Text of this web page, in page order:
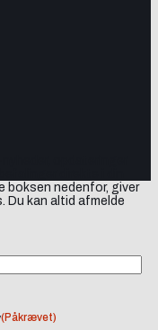
boksen nedenfor, giver
Du kan altid afmelde
(Påkrævet)